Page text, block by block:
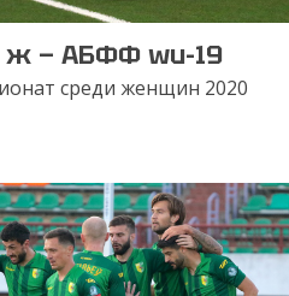
— АБФФ wu-19
среди женщин 2020